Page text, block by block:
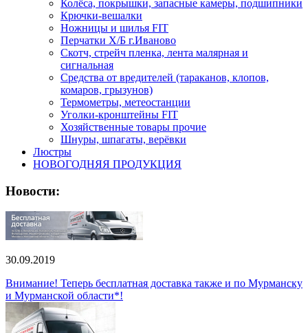
Колёса, покрышки, запасные камеры, подшипники
Крючки-вешалки
Ножницы и шилья FIT
Перчатки Х/Б г.Иваново
Скотч, стрейч пленка, лента малярная и
сигнальная
Средства от вредителей (тараканов, клопов,
комаров, грызунов)
Термометры, метеостанции
Уголки-кронштейны FIT
Хозяйственные товары прочие
Шнуры, шпагаты, верёвки
Люстры
НОВОГОДНЯЯ ПРОДУКЦИЯ
Новости:
30.09.2019
Внимание! Теперь бесплатная доставка также и по Мурманску
и Мурманской области*!